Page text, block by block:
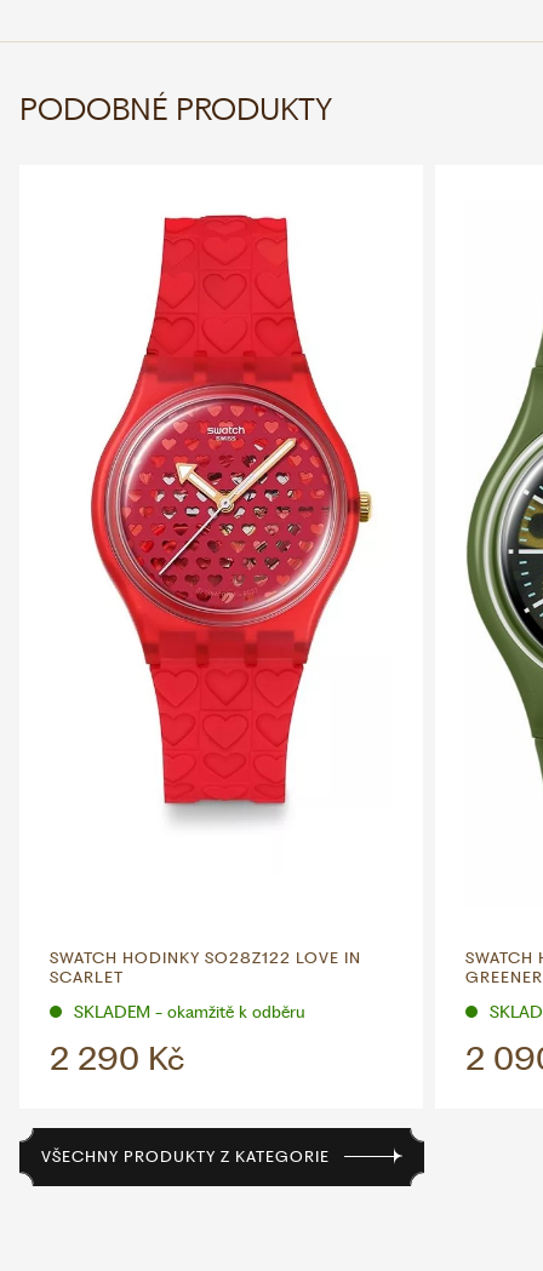
PODOBNÉ PRODUKTY
SWATCH HODINKY SO28Z122 LOVE IN
SCARLET
SKLADEM - okamžitě k odběru
2 290 Kč
SWATCH
2
VŠECHNY PRODUKTY Z KATEGORIE